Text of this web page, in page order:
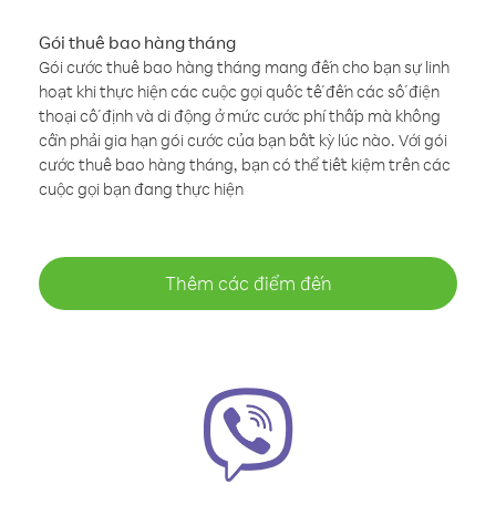
Gói thuê bao hàng tháng
Gói cước thuê bao hàng tháng mang đến cho bạn sự linh
hoạt khi thực hiện các cuộc gọi quốc tế đến các số điện
thoại cố định và di động ở mức cước phí thấp mà không
cần phải gia hạn gói cước của bạn bất kỳ lúc nào. Với gói
cước thuê bao hàng tháng, bạn có thể tiết kiệm trên các
cuộc gọi bạn đang thực hiện
Thêm các điểm đến